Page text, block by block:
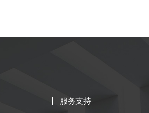
服务支持